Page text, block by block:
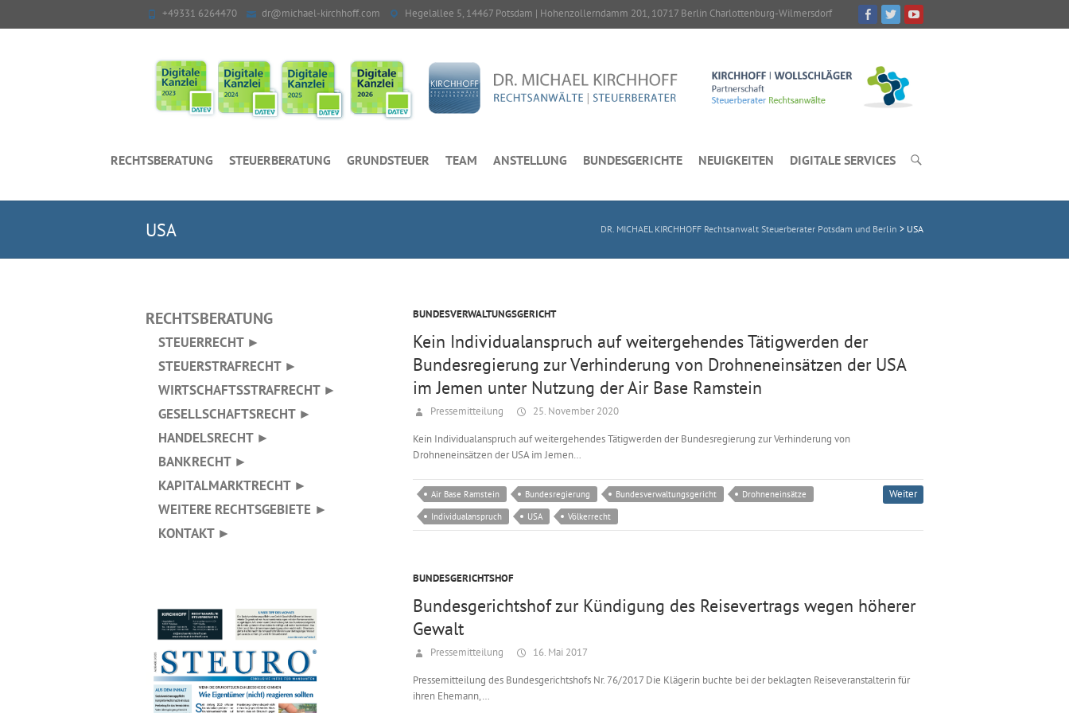
+49331 6264470 dr@michael-kirchhoff.com Hegelallee 5, 14467 Potsdam | Hohenzollerndamm 201, 10717 Berlin Charlottenburg-Wilmersdorf
RECHTSBERATUNG STEUERBERATUNG GRUNDSTEUER TEAM ANSTELLUNG BUNDESGERICHTE NEUIGKEITEN DIGITALE SERVICES
DR. MICHAEL KIRCHHOFF Rechtsanwalt Steuerberater Potsdam und Berlin > USA
USA
BUNDESVERWALTUNGSGERICHT
Kein Individualanspruch auf weitergehendes Tätigwerden der
Bundesregierung zur Verhinderung von Drohneneinsätzen der USA
im Jemen unter Nutzung der Air Base Ramstein
Pressemitteilung 25. November 2020
Kein Individualanspruch auf weitergehendes Tätigwerden der Bundesregierung zur Verhinderung von
Drohneneinsätzen der USA im Jemen…
Air Base Ramstein Bundesregierung Bundesverwaltungsgericht
Drohneneinsätze
Individualanspruch
USA Völkerrecht
Weiter
BUNDESGERICHTSHOF
Bundesgerichtshof zur Kündigung des Reisevertrags wegen höherer
Gewalt
Pressemitteilung 16. Mai 2017
Pressemitteilung des Bundesgerichtshofs Nr. 76/2017 Die Klägerin buchte bei der beklagten Reiseveranstalterin für
ihren Ehemann,…
RECHTSBERATUNG
STEUERRECHT ►
STEUERSTRAFRECHT ►
WIRTSCHAFTSSTRAFRECHT ►
GESELLSCHAFTSRECHT ►
HANDELSRECHT ►
BANKRECHT ►
KAPITALMARKTRECHT ►
WEITERE RECHTSGEBIETE ►
KONTAKT ►